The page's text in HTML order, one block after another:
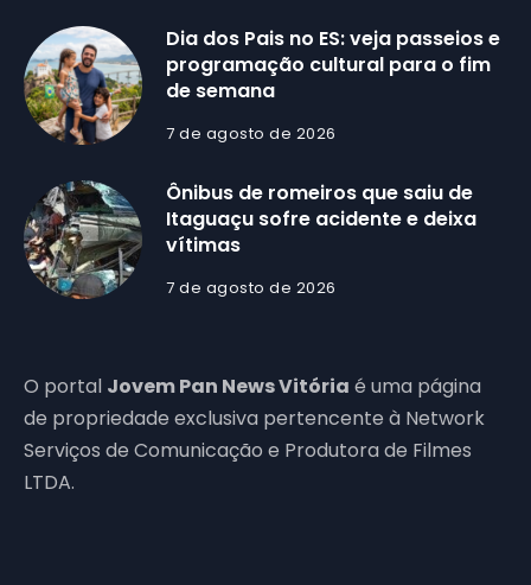
Dia dos Pais no ES: veja passeios e
programação cultural para o fim
de semana
7 de agosto de 2026
Ônibus de romeiros que saiu de
Itaguaçu sofre acidente e deixa
vítimas
7 de agosto de 2026
O portal Jovem Pan News Vitória é uma página
de propriedade exclusiva pertencente à Network
Serviços de Comunicação e Produtora de Filmes
LTDA.